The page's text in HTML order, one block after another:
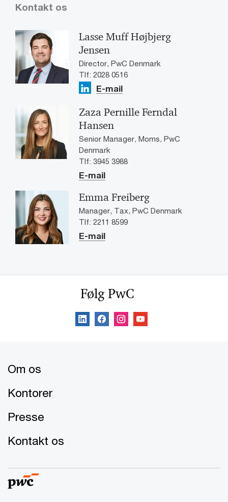
Kontakt os
Lasse Muff Højbjerg
Jensen
Director, PwC Denmark
Tlf: 2028 0516
E-mail
Zaza Pernille Ferndal
Hansen
Senior Manager, Moms, PwC
Denmark
Tlf: 3945 3988
E-mail
Emma Freiberg
Manager, Tax, PwC Denmark
Tlf: 2211 8599
E-mail
Følg PwC
Om os
Kontorer
Presse
Kontakt os